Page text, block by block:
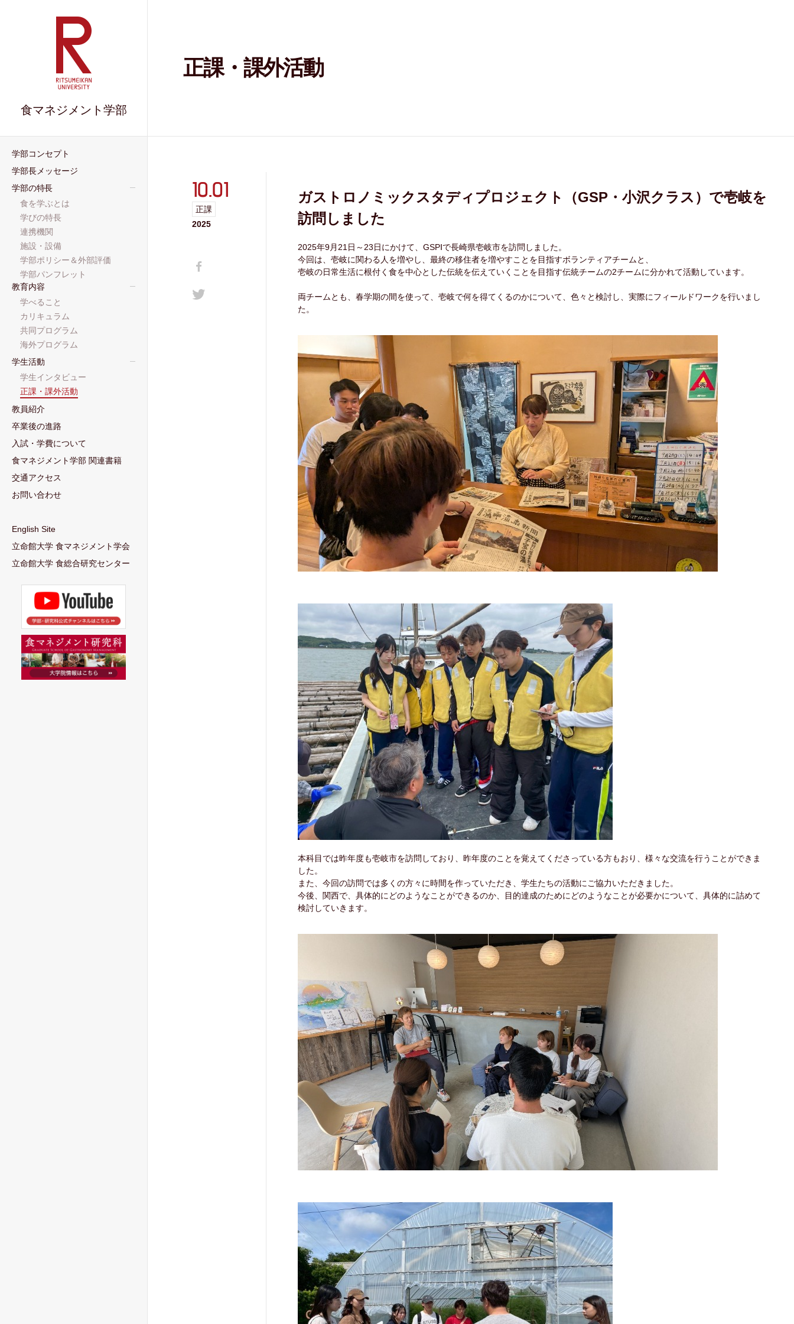
食マネジメント学部
学部コンセプト
学部長メッセージ
学部の特長
食を学ぶとは
学びの特長
連携機関
施設・設備
学部ポリシー＆外部評価
学部パンフレット
教育内容
学べること
カリキュラム
共同プログラム
海外プログラム
学生活動
学生インタビュー
正課・課外活動
教員紹介
卒業後の進路
入試・学費について
食マネジメント学部 関連書籍
交通アクセス
お問い合わせ
English Site
立命館大学 食マネジメント学会
立命館大学 食総合研究センター
正課・課外活動
10.01
正課
2025
ガストロノミックスタディプロジェクト（GSP・小沢クラス）で壱岐を
訪問しました
2025年9月21日～23日にかけて、GSPⅠで長崎県壱岐市を訪問しました。
今回は、壱岐に関わる人を増やし、最終の移住者を増やすことを目指すボランティアチームと、
壱岐の日常生活に根付く食を中心とした伝統を伝えていくことを目指す伝統チームの2チームに分かれて活動しています。
両チームとも、春学期の間を使って、壱岐で何を得てくるのかについて、色々と検討し、実際にフィールドワークを行いまし
た。
本科目では昨年度も壱岐市を訪問しており、昨年度のことを覚えてくださっている方もおり、様々な交流を行うことができま
した。
また、今回の訪問では多くの方々に時間を作っていただき、学生たちの活動にご協力いただきました。
今後、関西で、具体的にどのようなことができるのか、目的達成のためにどのようなことが必要かについて、具体的に詰めて
検討していきます。